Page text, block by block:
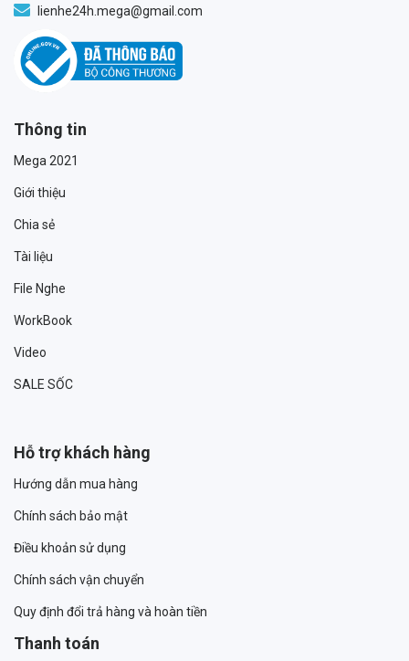
lienhe24h.mega@gmail.com
Thông tin
Mega 2021
Giới thiệu
Chia sẻ
Tài liệu
File Nghe
WorkBook
Video
SALE SỐC
Hỗ trợ khách hàng
Hướng dẫn mua hàng
Chính sách bảo mật
Điều khoản sử dụng
Chính sách vận chuyển
Quy định đổi trả hàng và hoàn tiền
Thanh toán